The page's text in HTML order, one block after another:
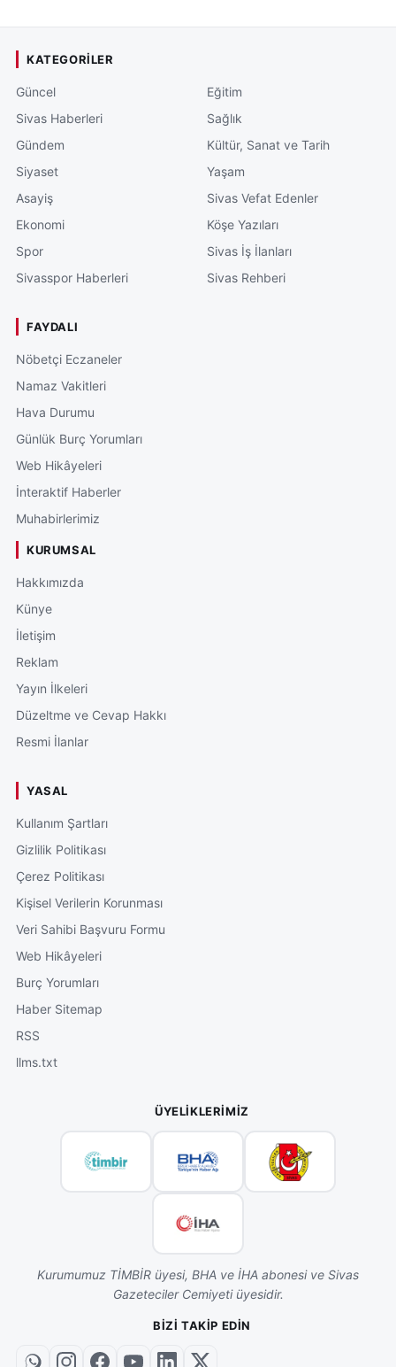
KATEGORILER
Güncel
Sivas Haberleri
Gündem
Siyaset
Asayiş
Ekonomi
Spor
Sivasspor Haberleri
Eğitim
Sağlık
Kültür, Sanat ve Tarih
Yaşam
Sivas Vefat Edenler
Köşe Yazıları
Sivas İş İlanları
Sivas Rehberi
FAYDALI
Nöbetçi Eczaneler
Namaz Vakitleri
Hava Durumu
Günlük Burç Yorumları
Web Hikâyeleri
İnteraktif Haberler
Muhabirlerimiz
KURUMSAL
Hakkımızda
Künye
İletişim
Reklam
Yayın İlkeleri
Düzeltme ve Cevap Hakkı
Resmi İlanlar
YASAL
Kullanım Şartları
Gizlilik Politikası
Çerez Politikası
Kişisel Verilerin Korunması
Veri Sahibi Başvuru Formu
Web Hikâyeleri
Burç Yorumları
Haber Sitemap
RSS
llms.txt
ÜYELIKLERIMIZ
Kurumumuz TİMBİR üyesi, BHA ve İHA abonesi ve Sivas
Gazeteciler Cemiyeti üyesidir.
BIZI TAKIP EDIN